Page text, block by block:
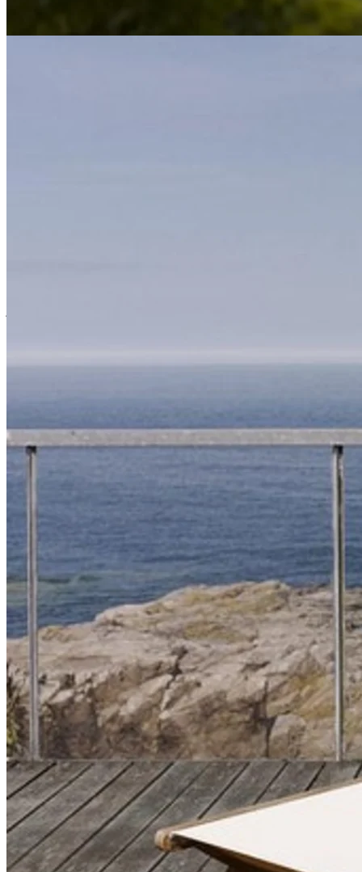
Denne klassiske dækstol kommer fra Skagerak. Designet er i
ikke er i brug. Steamer er en dækstol med høj komfort og
funktionalitet. Puder købes separat, her kan du se alle vores
dækstolspuder.